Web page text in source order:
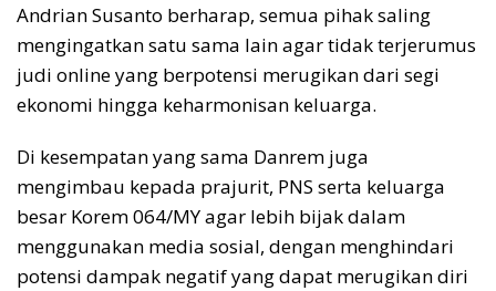
Andrian Susanto berharap, semua pihak saling
mengingatkan satu sama lain agar tidak terjerumus
judi online yang berpotensi merugikan dari segi
ekonomi hingga keharmonisan keluarga.
Di kesempatan yang sama Danrem juga
mengimbau kepada prajurit, PNS serta keluarga
besar Korem 064/MY agar lebih bijak dalam
menggunakan media sosial, dengan menghindari
potensi dampak negatif yang dapat merugikan diri